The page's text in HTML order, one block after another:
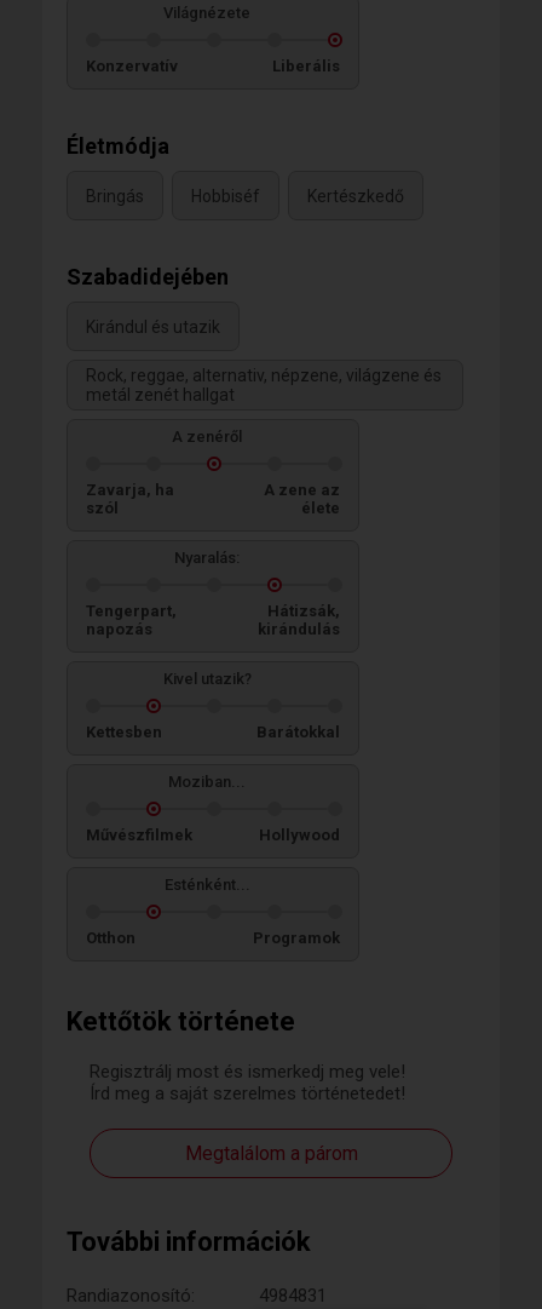
Kettőtök története
Regisztrálj most és ismerkedj meg vele!
Írd meg a saját szerelmes történetedet!
Megtalálom a párom
További információk
Randiazonosító:
4984831
Világnézete
Konzervatív Liberális
Életmódja
Bringás Hobbiséf Kertészkedő
Szabadidejében
Kirándul és utazik
Rock, reggae, alternativ, népzene, világzene és
metál zenét hallgat
A zenéről
Zavarja, ha
szól
A zene az
élete
Nyaralás:
Tengerpart,
napozás
Hátizsák,
kirándulás
Kivel utazik?
Kettesben Barátokkal
Moziban...
Művészfilmek Hollywood
Esténként...
Otthon Programok